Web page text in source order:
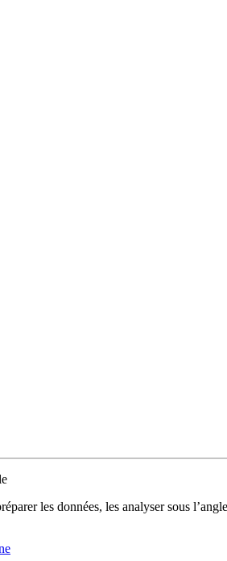
les données, les analyser sous